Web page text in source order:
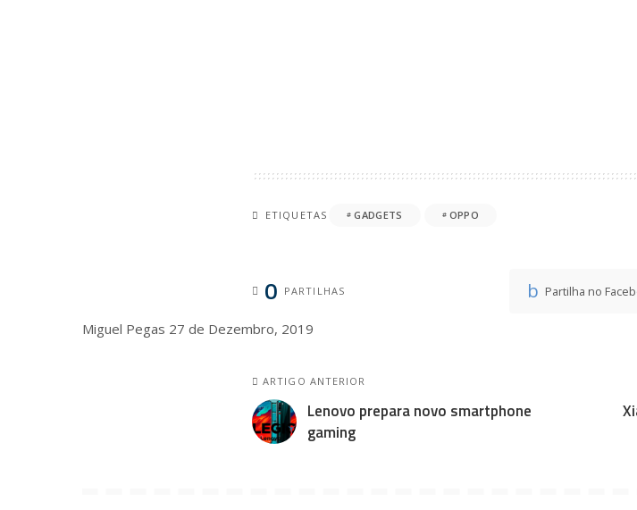
ETIQUETAS GADGETS OPPO
0 PARTILHAS Partilha no
Miguel Pegas 27 de Dezembro, 2019
ARTIGO ANTERIOR
Lenovo prepara novo smartphone
gaming